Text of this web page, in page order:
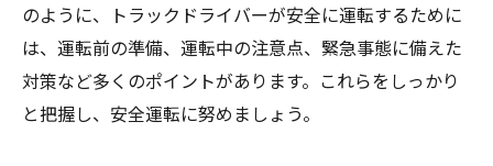
のように、トラックドライバーが安全に運転するために
は、運転前の準備、運転中の注意点、緊急事態に備えた
対策など多くのポイントがあります。これらをしっかり
と把握し、安全運転に努めましょう。